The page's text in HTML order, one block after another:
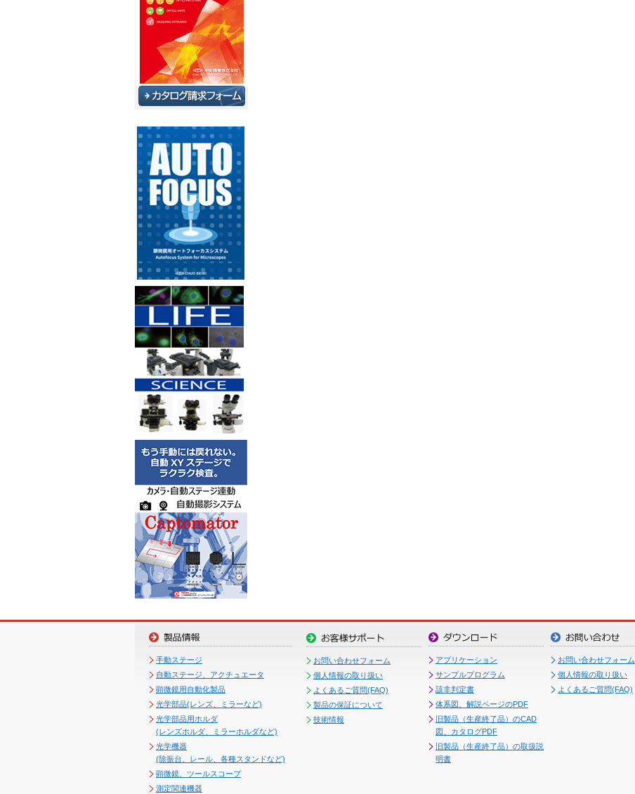
手動ステージ
自動ステージ、アクチュエータ
顕微鏡用自動化製品
光学部品(レンズ、ミラーなど)
光学部品用ホルダ
(レンズホルダ、ミラーホルダなど)
光学機器
(除振台、レール、各種スタンドなど)
顕微鏡、ツールスコープ
測定関連機器
お問い合わせフォーム
個人情報の取り扱い
よくあるご質問(FAQ)
製品の保証について
技術情報
アプリケーション
サンプルプログラム
該非判定書
体系図、解説ページのPDF
旧製品（生産終了品）のCAD
図、カタログPDF
旧製品（生産終了品）の取扱説
明書
お問い合わせフォーム
個人情報の取り扱い
よくあるご質問(FAQ)